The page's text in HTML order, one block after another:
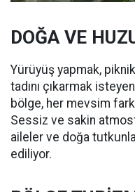
DOĞA VE
Yürüyüş yapmak,
tadını çıkarmak
bölge, her mevsim
Sessiz ve sakin
aileler ve doğa
ediliyor.